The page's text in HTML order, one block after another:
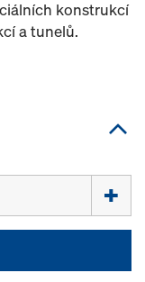
konstrukcí
a tunelů.